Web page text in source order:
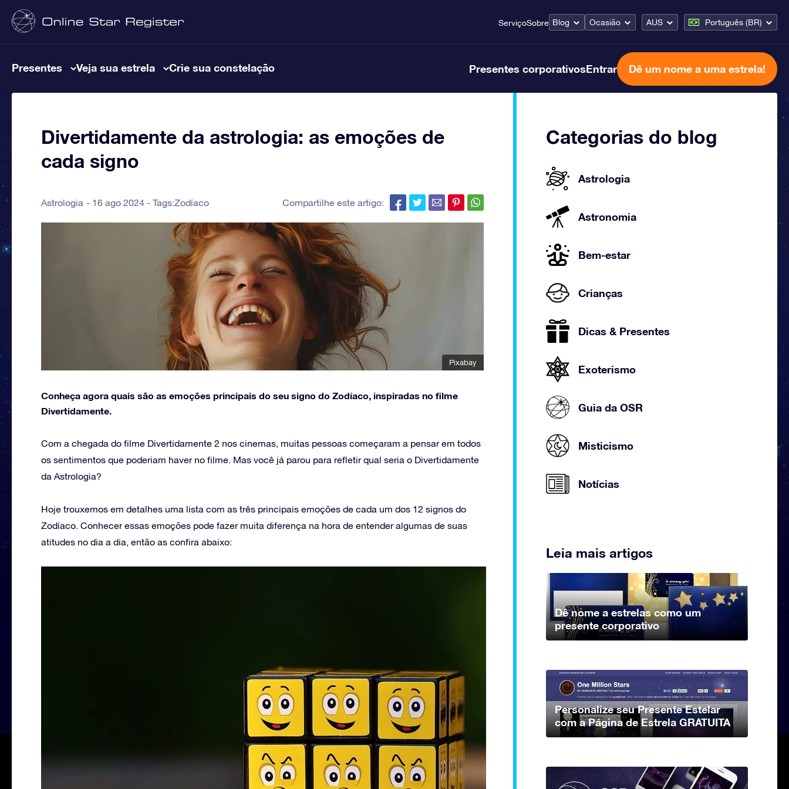
ServiçoSobre Blog Ocasião AUS Português (BR)
Presentes Veja sua estrela Crie sua constelação Presentes corporativosEntrar Dê um nome a uma estrela!
Divertidamente da astrologia: as emoções de
cada signo
Astrologia 16 ago 2024 - Tags:Zodíaco Compartilhe este artigo:
Pixabay
Conheça agora quais são as emoções principais do seu signo do Zodíaco, inspiradas no filme
Divertidamente.
Com a chegada do filme Divertidamente 2 nos cinemas, muitas pessoas começaram a pensar em todos
os sentimentos que poderiam haver no filme. Mas você já parou para refletir qual seria o Divertidamente
da Astrologia?
Hoje trouxemos em detalhes uma lista com as três principais emoções de cada um dos 12 signos do
Zodíaco. Conhecer essas emoções pode fazer muita diferença na hora de entender algumas de suas
atitudes no dia a dia, então as confira abaixo:
Categorias do blog
Astrologia
Astronomia
Bem-estar
Crianças
Dicas & Presentes
Exoterismo
Guia da OSR
Misticismo
Notícias
Leia mais artigos
Dê nome a estrelas como um
presente corporativo
Personalize seu Presente Estelar
com a Página de Estrela GRATUITA